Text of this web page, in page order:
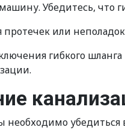
Убедитесь, что
протечек или
гибкого
необходимо убедиться